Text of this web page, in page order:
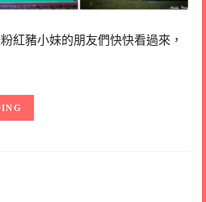
紅豬小妹的朋友們快快看過來，